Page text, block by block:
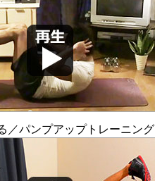
／パンプアップトレーニング